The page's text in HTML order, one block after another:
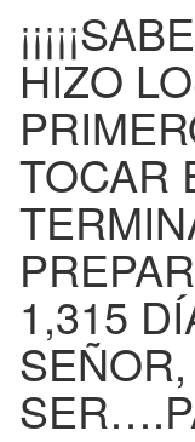
HIZO
TOCAR
1,315